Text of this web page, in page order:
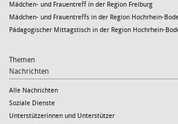
Mädchen- und Frauentreff in der Region Freiburg
Mädchen- und Frauentreffs in der Region Hochrhein-
Pädagogischer Mittagstisch in der Region Hochrhein-
Themen
Nachrichten
Alle Nachrichten
Soziale Dienste
Unterstützerinnen und Unterstützer